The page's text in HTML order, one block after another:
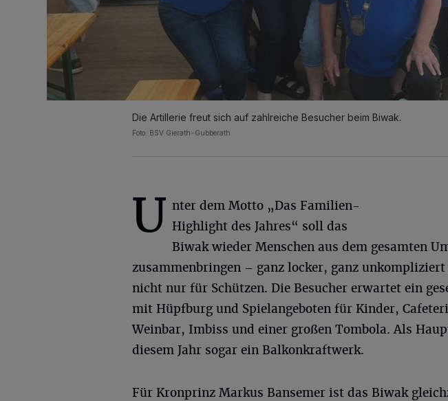
Die Artillerie freut sich auf zahlreiche Besucher beim Biwak.
Foto: BSV Gierath-Gubberath
U nter dem Motto „Das Familien-
Highlight des Jahres“ soll das
Biwak wieder Menschen aus dem gesamten
zusammenbringen – ganz locker, ganz
nicht nur für Schützen. Die Besucher erwartet ein
mit Hüpfburg und Spielangeboten für Kinder,
Weinbar, Imbiss und einer großen Tombola. Als
diesem Jahr sogar ein Balkonkraftwerk.
Für Kronprinz Markus Bansemer ist das Biwak